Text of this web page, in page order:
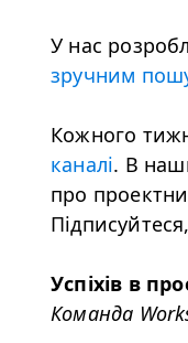
У нас
зручним
Кожного
каналі. В
про
Успіхів в
Команда